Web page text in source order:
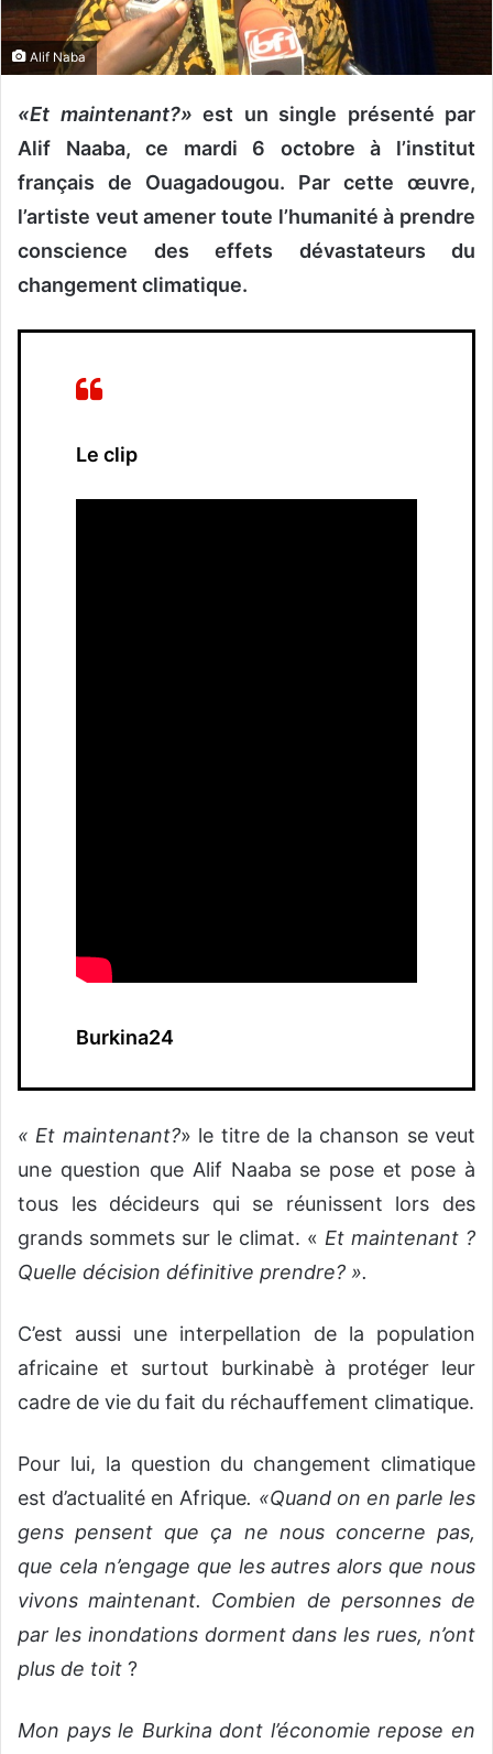
o
r
i
e
Alif Naba
«Et maintenant?» est un single présenté par
Alif Naaba, ce mardi 6 octobre à l’institut
français de Ouagadougou. Par cette œuvre,
l’artiste veut amener toute l’humanité à prendre
conscience des effets dévastateurs du
changement climatique.
Le clip
Burkina24
« Et maintenant?» le titre de la chanson se veut
une question que Alif Naaba se pose et pose à
tous les décideurs qui se réunissent lors des
grands sommets sur le climat. « Et maintenant ?
Quelle décision définitive prendre? ».
C’est aussi une interpellation de la population
africaine et surtout burkinabè à protéger leur
cadre de vie du fait du réchauffement climatique.
Pour lui, la question du changement climatique
est d’actualité en Afrique. «Quand on en parle les
gens pensent que ça ne nous concerne pas,
que cela n’engage que les autres alors que nous
vivons maintenant. Combien de personnes de
par les inondations dorment dans les rues, n’ont
plus de toit ?
Mon pays le Burkina dont l’économie repose en